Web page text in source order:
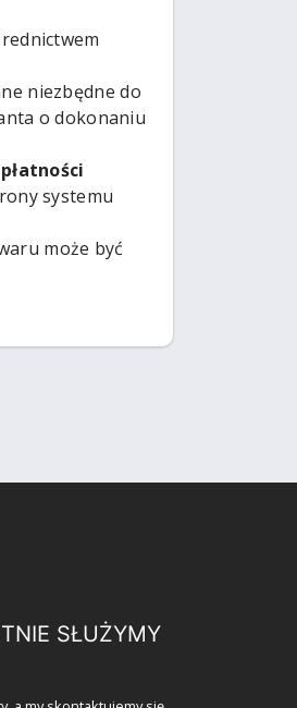
niezbędne do
o dokonaniu
systemu
może być
SŁUŻYMY